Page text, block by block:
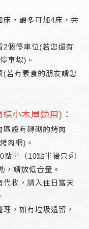
床，最多可加4床，共
2個停車位(若您還有
車場)。
(若有素食的朋友請您
小木屋適用)：
區設有磚砌的烤肉
肉網)。
點半（10點半後只剩
，請放低音量。
收，請入住日當天
，如有垃圾遺留，